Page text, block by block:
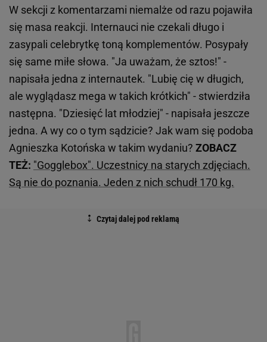
W sekcji z komentarzami niemalże od razu pojawiła
się masa reakcji. Internauci nie czekali długo i
zasypali celebrytkę toną komplementów. Posypały
się same miłe słowa. "Ja uważam, że sztos!" -
napisała jedna z internautek. "Lubię cię w długich,
ale wyglądasz mega w takich krótkich" - stwierdziła
następna. "Dziesięć lat młodziej" - napisała jeszcze
jedna. A wy co o tym sądzicie? Jak wam się podoba
Agnieszka Kotońska w takim wydaniu? ZOBACZ
TEŻ: "Gogglebox". Uczestnicy na starych zdjęciach.
Są nie do poznania. Jeden z nich schudł 170 kg.